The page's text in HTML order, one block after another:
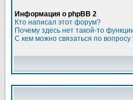
Информация о phpBB 2
Кто написал этот форум?
Почему здесь нет такой-то
С кем можно связаться по